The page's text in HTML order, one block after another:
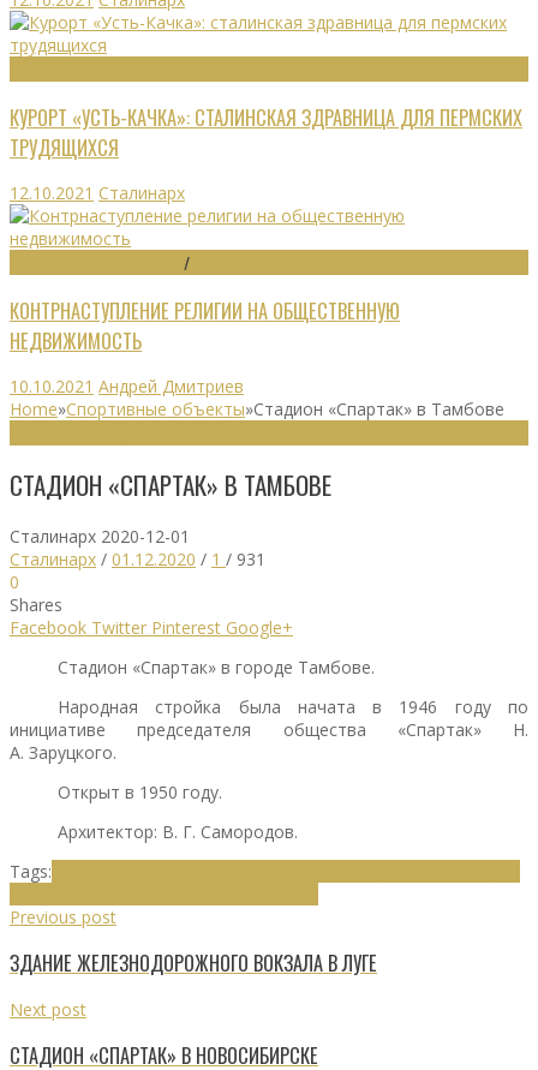
КУРОРТ «УСТЬ-КАЧКА»: СТАЛИНСКАЯ ЗДРАВНИЦА ДЛЯ ПЕРМСКИХ
ТРУДЯЩИХСЯ
12.10.2021 Сталинарх
/
КОНТРНАСТУПЛЕНИЕ РЕЛИГИИ НА ОБЩЕСТВЕННУЮ
НЕДВИЖИМОСТЬ
10.10.2021 Андрей Дмитриев
Home»Спортивные объекты»Стадион «Спартак» в Тамбове
СТАДИОН «СПАРТАК» В ТАМБОВЕ
Сталинарх 2020-12-01
Сталинарх / 01.12.2020 / 1 / 931
0
Shares
Facebook Twitter Pinterest Google+
Стадион «Спартак» в городе Тамбове.
Народная стройка была начата в 1946 году по
инициативе председателя общества «Спартак» Н.
А. Заруцкого.
Открыт в 1950 году.
Архитектор: В. Г. Самородов.
Tags:
Previous post
ЗДАНИЕ ЖЕЛЕЗНОДОРОЖНОГО ВОКЗАЛА В ЛУГЕ
Next post
СТАДИОН «СПАРТАК» В НОВОСИБИРСКЕ